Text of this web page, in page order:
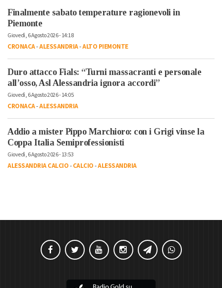
Finalmente sabato temperature ragionevoli in
Piemonte
Giovedì, 6 Agosto 2026 - 14:18
CRONACA-ALESSANDRIA-ALTO PIEMONTE
Duro attacco Fials: “Turni massacranti e personale
all’osso, Asl Alessandria ignora accordi”
Giovedì, 6 Agosto 2026 - 14:05
CRONACA-ALESSANDRIA
Addio a mister Pippo Marchioro: con i Grigi vinse la
Coppa Italia Semiprofessionisti
Giovedì, 6 Agosto 2026 - 13:53
ALESSANDRIA CALCIO-CALCIO-ALESSANDRIA